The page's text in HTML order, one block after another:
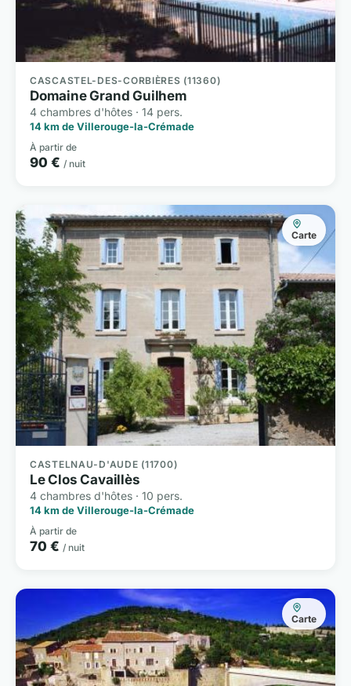
CASCASTEL-DES-CORBIÈRES (11360)
Domaine Grand Guilhem
4 chambres d'hôtes · 14 pers.
14 km de Villerouge-la-Crémade
À partir de
90 € / nuit
Carte
CASTELNAU-D'AUDE (11700)
Le Clos Cavaillès
4 chambres d'hôtes · 10 pers.
14 km de Villerouge-la-Crémade
À partir de
70 € / nuit
Carte